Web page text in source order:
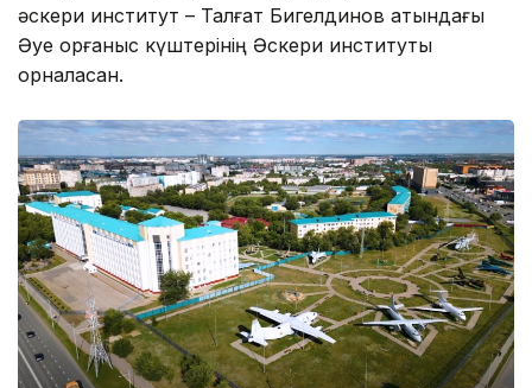
әскери институт – Талғат Бигелдинов атындағы
Әуе қорғаныс күштерінің Әскери институты
орналасқан.